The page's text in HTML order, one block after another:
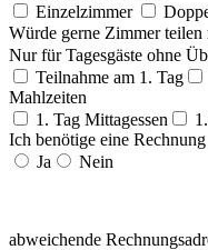
Einzelzimmer
Würde gerne Zimmer teilen
Nur für Tagesgäste ohne
Teilnahme am 1. Tag
Mahlzeiten
1. Tag Mittagessen
Ich benötige eine Rechnung
Ja
Nein
abweichende